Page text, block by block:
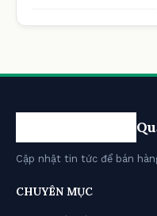
Cập nhật tin tức để bán
CHUYÊN MỤC